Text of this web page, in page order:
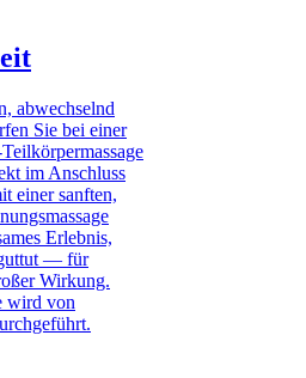
abwechselnd
Sie bei einer
im Anschluss
einer sanften,
Erlebnis,
— für
Wirkung.
wird von